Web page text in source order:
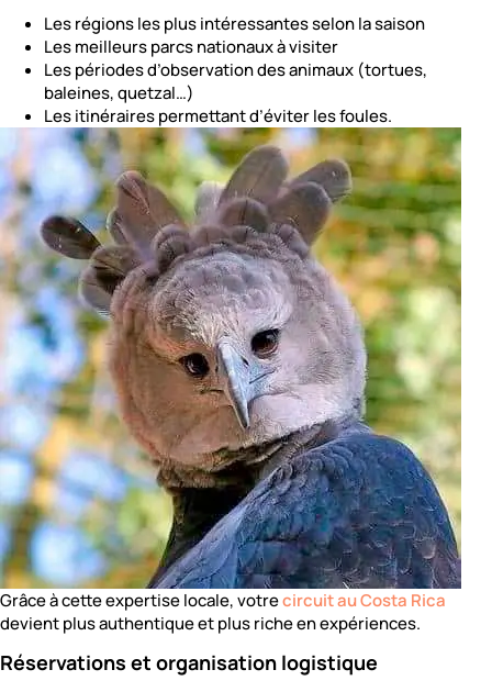
Les régions les plus intéressantes selon la saison
Les meilleurs parcs nationaux à visiter
Les périodes d’observation des animaux (tortues,
baleines, quetzal…)
Les itinéraires permettant d’éviter les foules.
Grâce à cette expertise locale, votrecircuit au Costa Rica
devient plus authentique et plus riche en expériences.
Réservations et organisation logistique